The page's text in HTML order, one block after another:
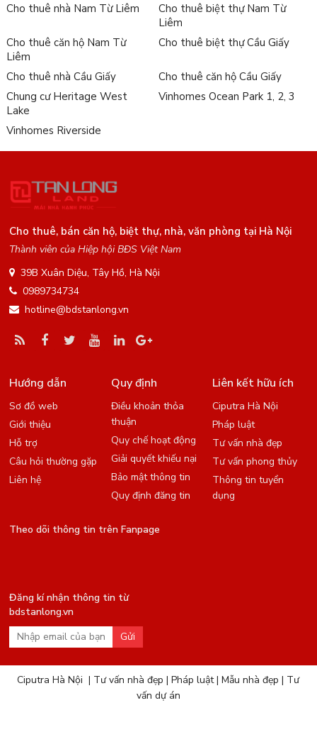
Cho thuê nhà Nam Từ Liêm
Cho thuê biệt thự Nam Từ
Liêm
Cho thuê căn hộ Nam Từ
Liêm
Cho thuê biệt thự Cầu Giấy
Cho thuê nhà Cầu Giấy
Cho thuê căn hộ Cầu Giấy
Chung cư Heritage West
Lake
Vinhomes Ocean Park 1, 2, 3
Vinhomes Riverside
Cho thuê, bán căn hộ, biệt thự, nhà, văn phòng tại Hà Nội
Thành viên của Hiệp hội BĐS Việt Nam
39B Xuân Diệu, Tây Hồ, Hà Nội
0989734734
hotline@bdstanlong.vn
Hướng dẫn
Sơ đồ web
Giới thiệu
Hỗ trợ
Câu hỏi thường gặp
Liên hệ
Quy định
Điều khoản thỏa
thuận
Quy chế hoạt động
Giải quyết khiếu nại
Bảo mật thông tin
Quy định đăng tin
Liên kết hữu ích
Ciputra Hà Nội
Pháp luật
Tư vấn nhà đẹp
Tư vấn phong thủy
Thông tin tuyển
dụng
Theo dõi thông tin trên Fanpage
Đăng kí nhận thông tin từ
bdstanlong.vn
Gửi
Ciputra Hà Nội | Tư vấn nhà đẹp |Pháp luật|Mẫu nhà đẹp | Tư
vấn dự án